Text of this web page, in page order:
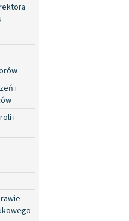
i
i